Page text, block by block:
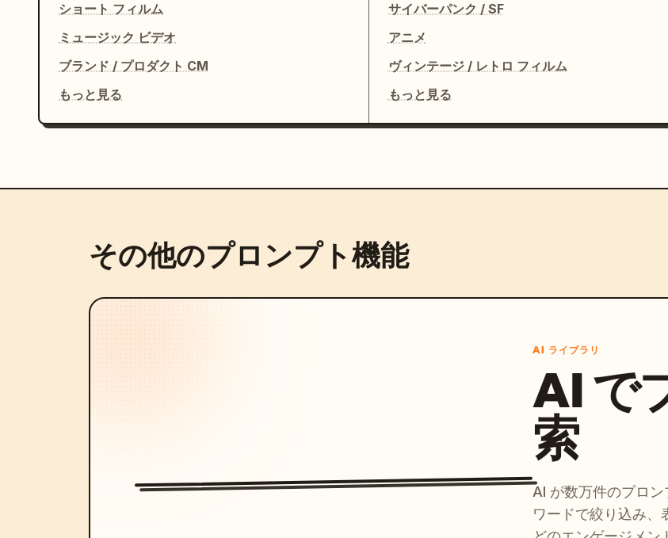
ショート フィルム
ミュージック ビデオ
ブランド / プロダクト CM
もっと見る
サイバーパンク / SF
アニメ
ヴィンテージ / レトロ フィルム
もっと見る
その他のプロンプト機能
AI ライブラリ
AI で
索
AI が数万件のプロ
ワードで絞り込み、